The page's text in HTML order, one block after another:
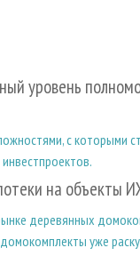
уровень
с которыми
на объекты
деревянных
уже